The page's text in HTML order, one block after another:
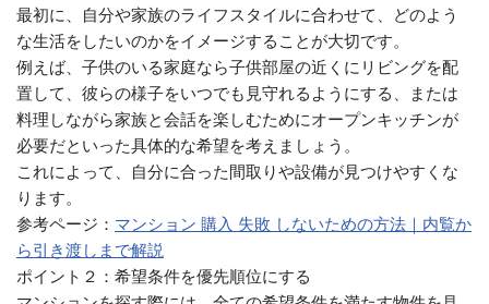
最初に、自分や家族のライフスタイルに合わせて、どのよう
な生活をしたいのかをイメージすることが大切です。
例えば、子供のいる家庭なら子供部屋の近くにリビングを配
置して、彼らの様子をいつでも見守れるようにする、または
料理しながら家族と会話を楽しむためにオープンキッチンが
必要だといった具体的な希望を考えましょう。
これによって、自分に合った間取りや設備が見つけやすくな
ります。
参考ページ： マンション 購入 失敗 しないための方法｜内覧か
ら引き渡しまで解説
ポイント２：希望条件を優先順位にする